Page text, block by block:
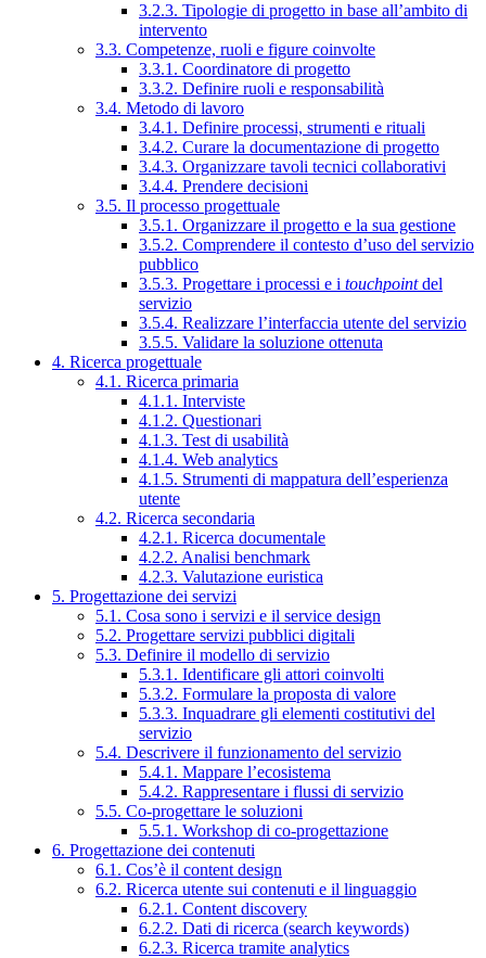
3.2.3. Tipologie di progetto in base all’ambito di
intervento
3.3. Competenze, ruoli e figure coinvolte
3.3.1. Coordinatore di progetto
3.3.2. Definire ruoli e responsabilità
3.4. Metodo di lavoro
3.4.1. Definire processi, strumenti e rituali
3.4.2. Curare la documentazione di progetto
3.4.3. Organizzare tavoli tecnici collaborativi
3.4.4. Prendere decisioni
3.5. Il processo progettuale
3.5.1. Organizzare il progetto e la sua gestione
3.5.2. Comprendere il contesto d’uso del servizio
pubblico
3.5.3. Progettare i processi e i touchpointdel
servizio
3.5.4. Realizzare l’interfaccia utente del servizio
3.5.5. Validare la soluzione ottenuta
4. Ricerca progettuale
4.1. Ricerca primaria
4.1.1. Interviste
4.1.2. Questionari
4.1.3. Test di usabilità
4.1.4. Web analytics
4.1.5. Strumenti di mappatura dell’esperienza
utente
4.2. Ricerca secondaria
4.2.1. Ricerca documentale
4.2.2. Analisi benchmark
4.2.3. Valutazione euristica
5. Progettazione dei servizi
5.1. Cosa sono i servizi e il service design
5.2. Progettare servizi pubblici digitali
5.3. Definire il modello di servizio
5.3.1. Identificare gli attori coinvolti
5.3.2. Formulare la proposta di valore
5.3.3. Inquadrare gli elementi costitutivi del
servizio
5.4. Descrivere il funzionamento del servizio
5.4.1. Mappare l’ecosistema
5.4.2. Rappresentare i flussi di servizio
5.5. Co-progettare le soluzioni
5.5.1. Workshop di co-progettazione
6. Progettazione dei contenuti
6.1. Cos’è il content design
6.2. Ricerca utente sui contenuti e il linguaggio
6.2.1. Content discovery
6.2.2. Dati di ricerca (search keywords)
6.2.3. Ricerca tramite analytics